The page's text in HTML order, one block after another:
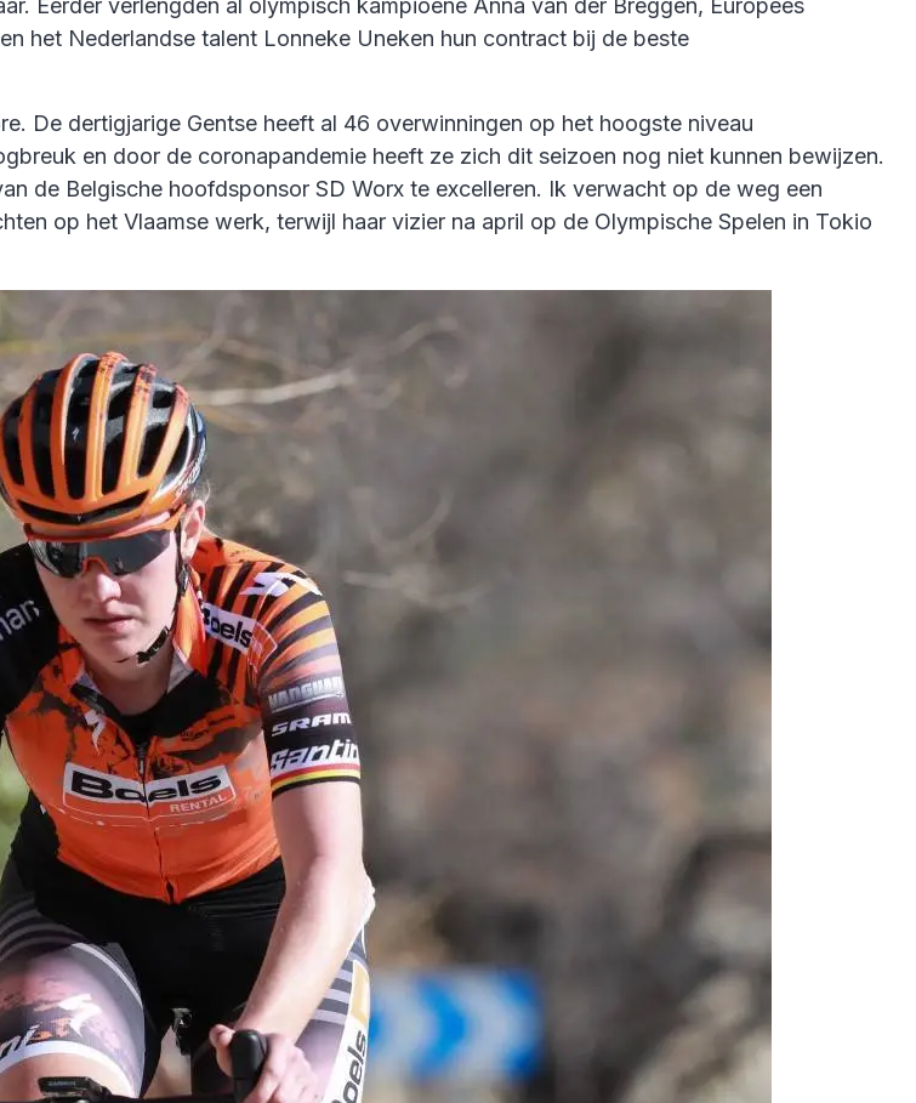
Eerder verlengden al olympisch kampioene Anna van der Breggen, Europees
het Nederlandse talent Lonneke Uneken hun contract bij de beste
De dertigjarige Gentse heeft al 46 overwinningen op het hoogste niveau
en door de coronapandemie heeft ze zich dit seizoen nog niet kunnen bewijzen.
de Belgische hoofdsponsor SD Worx te excelleren. Ik verwacht op de weg een
op het Vlaamse werk, terwijl haar vizier na april op de Olympische Spelen in Tokio